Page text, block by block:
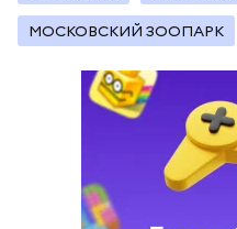
МОСКОВСКИЙ ЗООПАРК